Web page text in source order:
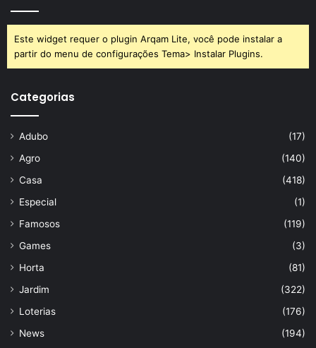
Este widget requer o plugin Arqam Lite, você pode instalar a
partir do menu de configurações Tema> Instalar Plugins.
Categorias
Adubo
(17)
Agro
(140)
Casa
(418)
Especial
(1)
Famosos
(119)
Games
(3)
Horta
(81)
Jardim
(322)
Loterias
(176)
News
(194)